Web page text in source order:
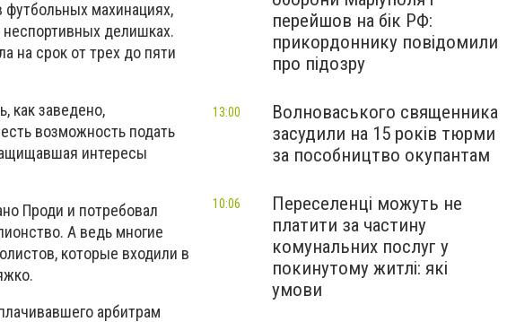
махинациях,
делишках.
на срок от трех до пяти
как заведено,
возможность подать
интересы
Проди и потребовал
А ведь многие
которые входили в
арбитрам
перейшов на бік РФ:
прикордоннику повідомили
про підозру
Волноваського священника
засудили на 15 років тюрми
за пособництво окупантам
13:00
Переселенці можуть не
платити за частину
комунальних послуг у
покинутому житлі: які
умови
10:06